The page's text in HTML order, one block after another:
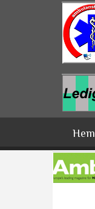
Hoppa till huvudinnehåll
Hem